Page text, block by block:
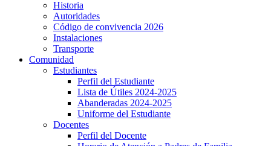
Historia
Autoridades
Código de convivencia 2026
Instalaciones
Transporte
Comunidad
Estudiantes
Perfil del Estudiante
Lista de Útiles 2024-2025
Abanderadas 2024-2025
Uniforme del Estudiante
Docentes
Perfil del Docente